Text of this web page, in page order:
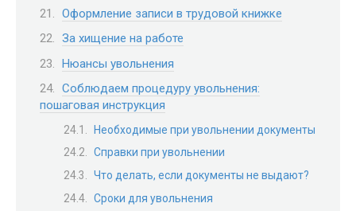
Оформление записи в трудовой книжке
За хищение на работе
Нюансы увольнения
Соблюдаем процедуру увольнения:
пошаговая инструкция
Необходимые при увольнении документы
Справки при увольнении
Что делать, если документы не выдают?
Сроки для увольнения